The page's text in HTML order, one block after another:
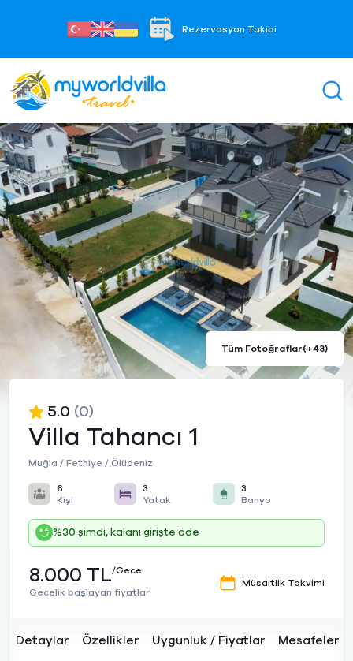
Rezervasyon Takibi
Tüm Fotoğraflar(+43)
Villa Tahancı 1
Muğla / Fethiye / Ölüdeniz
5.0 (0)
6
Kişi
3
Yatak
3
Banyo
%30 şimdi, kalanı girişte öde
8.000 TL/Gece
Gecelik başlayan fiyatlar
Müsaitlik Takvimi
Detaylar Özellikler Uygunluk / Fiyatlar Mesafeler